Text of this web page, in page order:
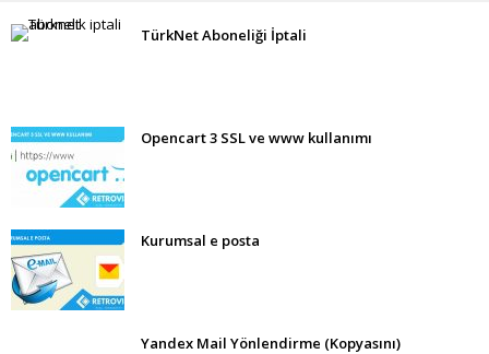
TürkNet Aboneliği İptali
Opencart 3 SSL ve www kullanımı
Kurumsal e posta
Yandex Mail Yönlendirme (Kopyasını)